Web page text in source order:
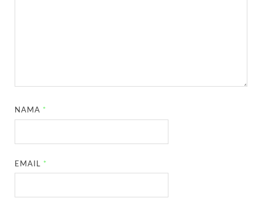
NAMA *
EMAIL *